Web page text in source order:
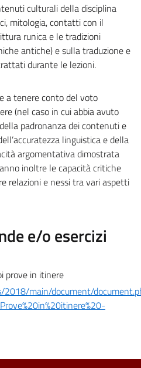
culturali della disciplina
mitologia, contatti con il
runica e le tradizioni
antiche) e sulla traduzione e
durante le lezioni.
a tenere conto del voto
(nel caso in cui abbia avuto
padronanza dei contenuti e
linguistica e della
argomentativa dimostrata
inoltre le capacità critiche
relazioni e nessi tra vari aspetti
e/o esercizi
prove in itinere
main/document/